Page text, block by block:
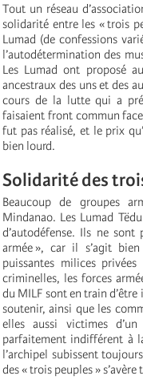
Tout un réseau
solidarité entre les « trois
Lumad (de confessions
l’autodétermination des
Les Lumad ont proposé
ancestraux des uns et des
cours de la lutte qui a
faisaient front commun
fut pas réalisé, et le prix
bien lourd.
Solidarité des
Beaucoup de groupes
Mindanao. Les Lumad
d’autodéfense. Ils ne
armée », car il s’agit
puissantes milices
criminelles, les forces
du MILF sont en train
soutenir, ainsi que les
elles aussi victimes
parfaitement indifférent à
l’archipel subissent
des « trois peuples »